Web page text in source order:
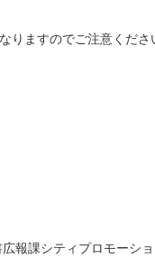
りますのでご注意くださ
報課シティプロモーシ